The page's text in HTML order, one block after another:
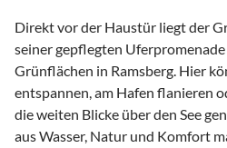
Direkt vor der Haustür liegt der
seiner gepflegten
Grünflächen in Ramsberg. Hier
entspannen, am Hafen flanieren
die weiten Blicke über den See
aus Wasser, Natur und Komfort